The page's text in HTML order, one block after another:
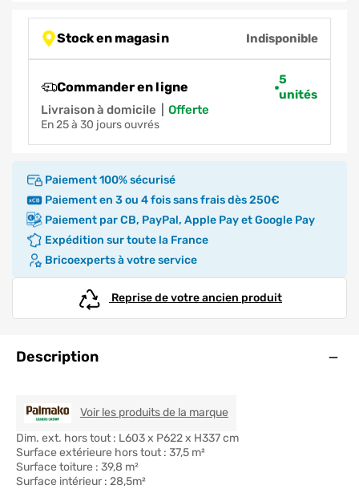
Stock en magasin Indisponible
Commander en ligne
5
unités
Livraison à domicile
offerte
en 25 à 30 jours ouvrés
Paiement 100% sécurisé
Paiement en 3 ou 4 fois sans frais dès 250€
Paiement par CB, PayPal, Apple Pay et Google Pay
Expédition sur toute la France
Bricoexperts à votre service
Reprise de votre ancien produit
Description
Voir les produits de la marquePALMAKO
Dim. ext. hors tout : L603 x P622 x H337 cm
Surface extérieure hors tout : 37,5 m²
Surface toiture : 39,8 m²
Surface intérieur : 28,5m²